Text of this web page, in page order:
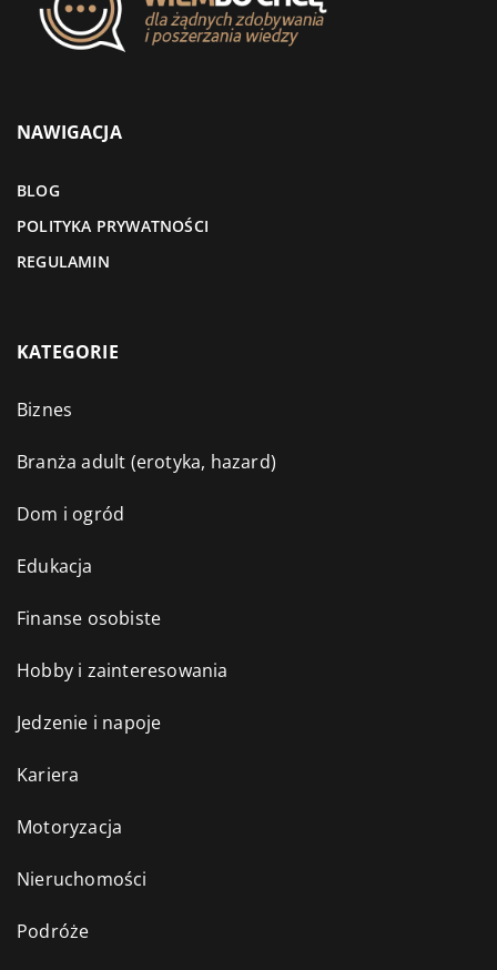
NAWIGACJA
BLOG
POLITYKA PRYWATNOŚCI
REGULAMIN
KATEGORIE
Biznes
Branża adult (erotyka, hazard)
Dom i ogród
Edukacja
Finanse osobiste
Hobby i zainteresowania
Jedzenie i napoje
Kariera
Motoryzacja
Nieruchomości
Podróże